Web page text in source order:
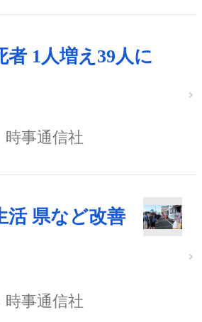
者 1人増え39人に
時事通信社
活 県など改善
時事通信社